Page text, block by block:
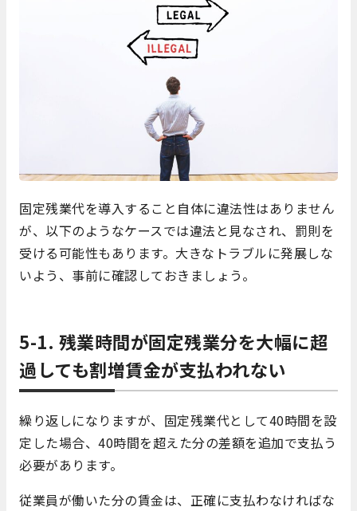
固定残業代を導入すること自体に違法性はありません
が、以下のようなケースでは違法と見なされ、罰則を
受ける可能性もあります。大きなトラブルに発展しな
いよう、事前に確認しておきましょう。
5-1. 残業時間が固定残業分を大幅に超
過しても割増賃金が支払われない
繰り返しになりますが、固定残業代として40時間を設
定した場合、40時間を超えた分の差額を追加で支払う
必要があります。
従業員が働いた分の賃金は、正確に支払わなければな